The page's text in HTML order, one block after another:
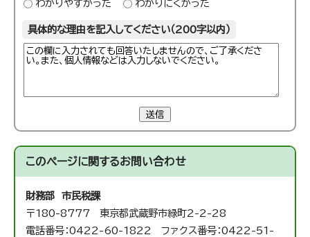
わかりやすかった わかりにくかった
具体的な理由を記入してください（200字以内）
送信
このページに関するお問い合わせ
財務部 市民税課
〒180-8777 東京都武蔵野市緑町2-2-28
電話番号：0422-60-1822 ファクス番号：0422-51-